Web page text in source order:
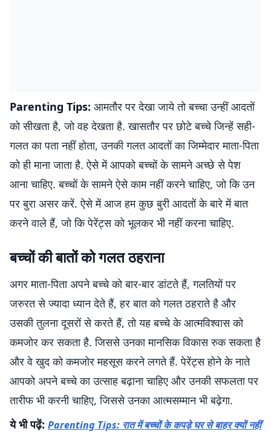
Parenting Tips: आमतौर पर देखा जाये तो बच्चा उन्हीं आदतों
को सीखता है, जो वह देखता है. खासतौर पर छोटे बच्चे जिन्हें सही-
गलत का पता नहीं होता, उनकी गलत आदतों का जिम्मेदार माता-पिता
को ही माना जाता है. ऐसे में आपको बच्चों के सामने अच्छे से पेश
आना चाहिए. बच्चों के सामने ऐसे काम नहीं करने चाहिए, जो कि उन
पर बुरा असर करें. ऐसे में आज हम कुछ बुरी आदतों के बारे में बात
करने वाले हैं, जो कि पेरेंट्स को भूलकर भी नहीं करना चाहिए.
बच्चों की बातों को गलत ठहराना
अगर माता-पिता अपने बच्चे को बार-बार डांटते हैं, गलतियों पर
जरुरत से ज्यादा ध्यान देते हैं, हर बात को गलत ठहराते है और
उसकी तुलना दूसरों से करते हैं, तो यह बच्चे के आत्मविश्वास को
कमजोर कर सकता है. जिससे उनका मानसिक विकास रुक सकता है
और वे खुद को कमजोर महसूस करने लगते हैं. पेरेंट्स होने के नाते
आपको अपने बच्चे का उत्साह बढ़ाना चाहिए और उनकी सफलता पर
तारीफ भी करनी चाहिए, जिससे उनका आत्मसम्मान भी बढ़ेगा.
ये भी पढ़ें: Parenting Tips: रात में बच्चों के कपड़े घर से बाहर क्यों नहीं